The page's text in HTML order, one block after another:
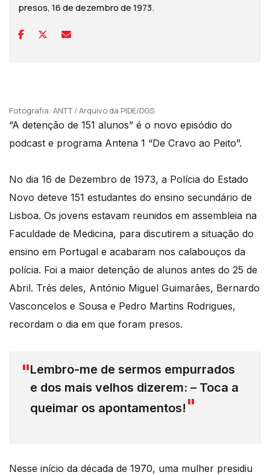
presos, 16 de dezembro de 1973.
Fotografia: ANTT / Arquivo da PIDE/DGS
“A detenção de 151 alunos” é o novo episódio do
podcast e programa Antena 1 “De Cravo ao Peito”.
No dia 16 de Dezembro de 1973, a Polícia do Estado
Novo deteve 151 estudantes do ensino secundário de
Lisboa. Os jovens estavam reunidos em assembleia na
Faculdade de Medicina, para discutirem a situação do
ensino em Portugal e acabaram nos calabouços da
polícia. Foi a maior detenção de alunos antes do 25 de
Abril. Três deles, António Miguel Guimarães, Bernardo
Vasconcelos e Sousa e Pedro Martins Rodrigues,
recordam o dia em que foram presos.
Lembro-me de sermos empurrados
e dos mais velhos dizerem: – Toca a
queimar os apontamentos!
Nesse início da década de 1970, uma mulher presidiu